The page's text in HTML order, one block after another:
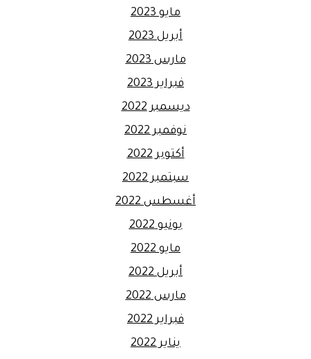
مايو 2023
أبريل 2023
مارس 2023
فبراير 2023
ديسمبر 2022
نوفمبر 2022
أكتوبر 2022
سبتمبر 2022
أغسطس 2022
يونيو 2022
مايو 2022
أبريل 2022
مارس 2022
فبراير 2022
يناير 2022